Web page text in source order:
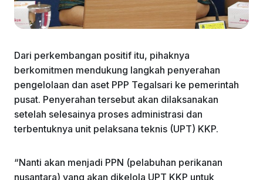
Dari perkembangan positif itu, pihaknya
berkomitmen mendukung langkah penyerahan
pengelolaan dan aset PPP Tegalsari ke pemerintah
pusat. Penyerahan tersebut akan dilaksanakan
setelah selesainya proses administrasi dan
terbentuknya unit pelaksana teknis (UPT) KKP.
“Nanti akan menjadi PPN (pelabuhan perikanan
nusantara) yang akan dikelola UPT KKP untuk